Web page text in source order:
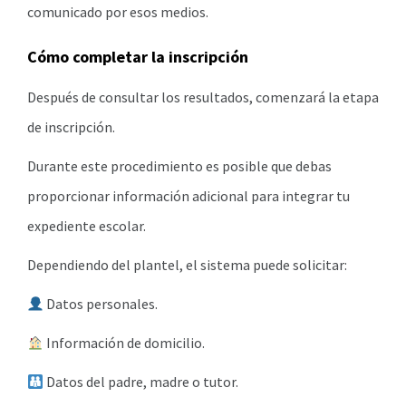
comunicado por esos medios.
Cómo completar la inscripción
Después de consultar los resultados, comenzará la etapa
de inscripción.
Durante este procedimiento es posible que debas
proporcionar información adicional para integrar tu
expediente escolar.
Dependiendo del plantel, el sistema puede solicitar:
Datos personales.
Información de domicilio.
Datos del padre, madre o tutor.